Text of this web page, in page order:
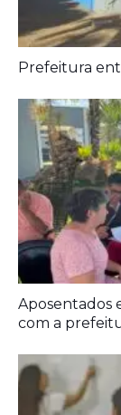
Prefeitura
Aposentados
com a